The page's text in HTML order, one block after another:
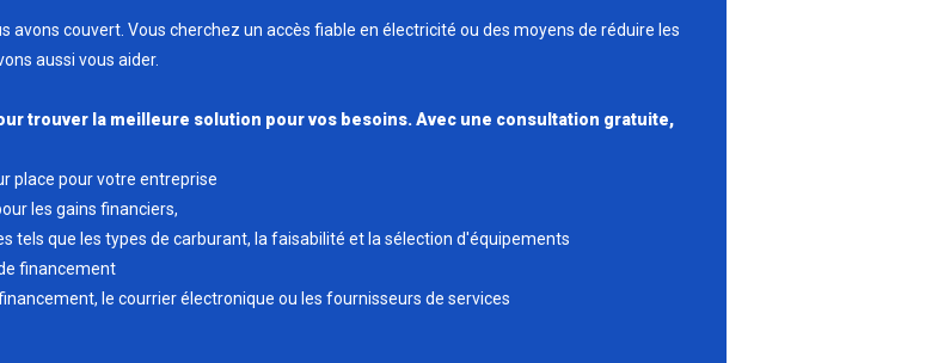
avons couvert. Vous cherchez un accès fiable en électricité ou des moyens de réduire les
aussi vous aider.
trouver la meilleure solution pour vos besoins. Avec une consultation gratuite,
place pour votre entreprise
les gains financiers,
tels que les types de carburant, la faisabilité et la sélection d'équipements
financement
le courrier électronique ou les fournisseurs de services